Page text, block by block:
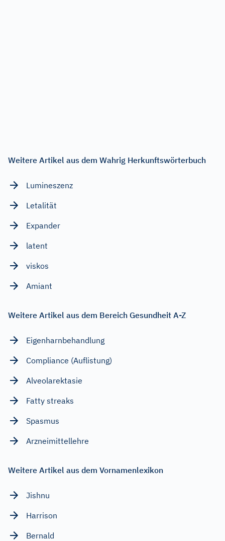
Weitere Artikel aus dem Wahrig Herkunftswörterbuch
Lumineszenz
Letalität
Expander
latent
viskos
Amiant
Weitere Artikel aus dem Bereich Gesundheit A-Z
Eigenharnbehandlung
Compliance (Auflistung)
Alveolarektasie
Fatty streaks
Spasmus
Arzneimittellehre
Weitere Artikel aus dem Vornamenlexikon
Jishnu
Harrison
Bernald